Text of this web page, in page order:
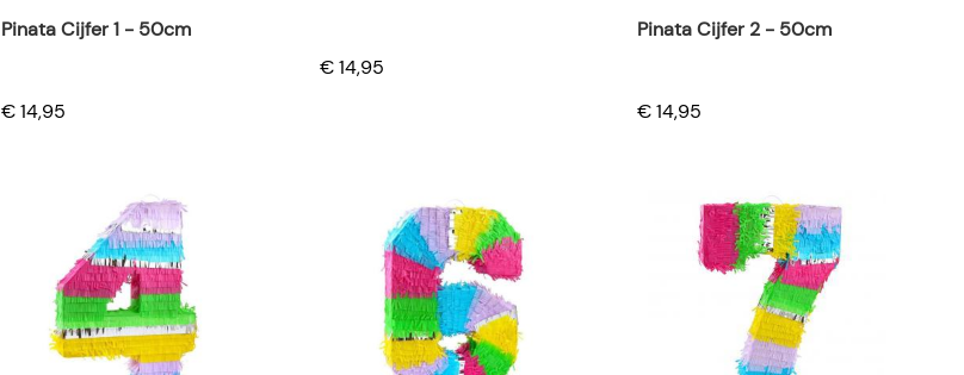
Pinata Cijfer 1 - 50cm
€ 14,95
€ 14,95
Pinata Cijfer 2 - 50cm
€ 14,95